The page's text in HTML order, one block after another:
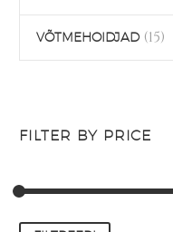
VÕTMEHOIDJAD (15)
FILTER BY PRICE